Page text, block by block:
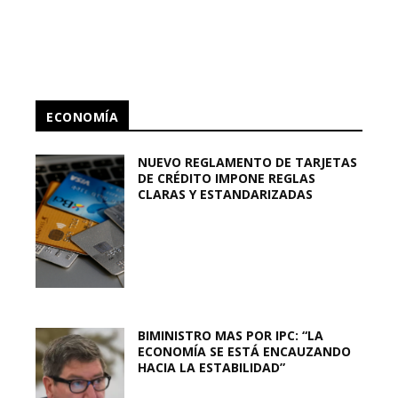
ECONOMÍA
NUEVO REGLAMENTO DE TARJETAS
DE CRÉDITO IMPONE REGLAS
CLARAS Y ESTANDARIZADAS
BIMINISTRO MAS POR IPC: “LA
ECONOMÍA SE ESTÁ ENCAUZANDO
HACIA LA ESTABILIDAD”